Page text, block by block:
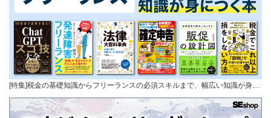
[特集]税金の基礎知識からフリーランスの必須スキルまで、幅広い知識が身…